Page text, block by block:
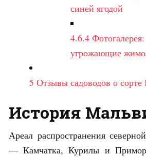
синей ягодой
4.6.4
угрожающие
5 Отзывы садоводов о
История
Ареал распространения
— Камчатка, Курилы и